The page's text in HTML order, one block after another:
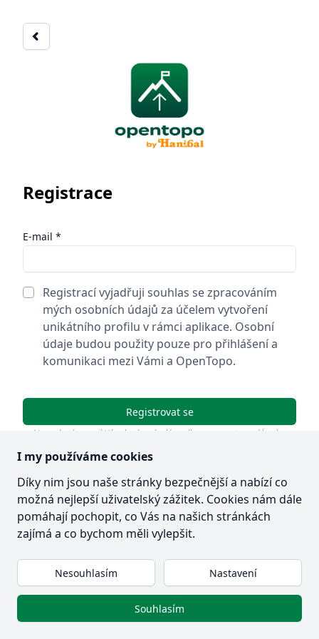
Registrace
E-mail *
Registrací vyjadřuji souhlas se zpracováním
mých osobních údajů za účelem vytvoření
unikátního profilu v rámci aplikace. Osobní
údaje budou použity pouze pro přihlášení a
komunikaci mezi Vámi a OpenTopo.
Registrovat se
Na zadaný e-mail Vám bude odeslán odkaz pro nastavení hesla.
Zpět na přihlášení
I my používáme cookies
Díky nim jsou naše stránky bezpečnější a nabízí co
možná nejlepší uživatelský zážitek. Cookies nám dále
pomáhají pochopit, co Vás na našich stránkách
zajímá a co bychom měli vylepšit.
Nesouhlasím Nastavení
Souhlasím